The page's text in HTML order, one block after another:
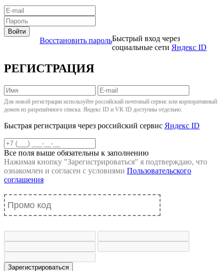
Войти
Восстановить парольБыстрый вход через
социальные сети Яндекс ID
РЕГИСТРАЦИЯ
Для новой регистрации используйте российский почтовый сервис или корпоративный
домен из разрешённого списка. Яндекс ID и VK ID доступны отдельно.
Быстрая регистрация через российский сервис Яндекс ID
Все поля выше обязательны к заполнению
Нажимая кнопку "Зарегистрироваться" я подтверждаю, что
ознакомлен и согласен с условиями Пользовательского
соглашения
Зарегистрироваться